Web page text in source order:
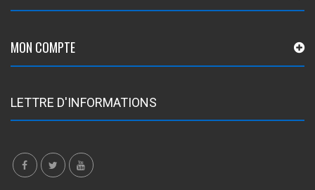
MON COMPTE
LETTRE D'INFORMATIONS